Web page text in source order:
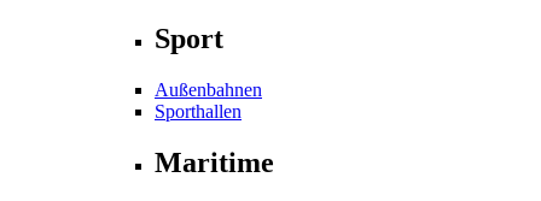
Sport
Außenbahnen
Sporthallen
Maritime